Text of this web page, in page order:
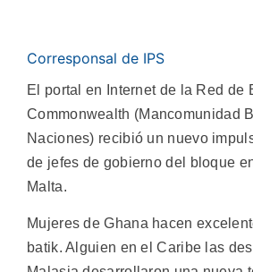
Corresponsal de IPS
El portal en Internet de la Red de
Commonwealth (Mancomunidad
Naciones) recibió un nuevo
de jefes de gobierno del bloque
Malta.
Mujeres de Ghana hacen
batik. Alguien en el Caribe las